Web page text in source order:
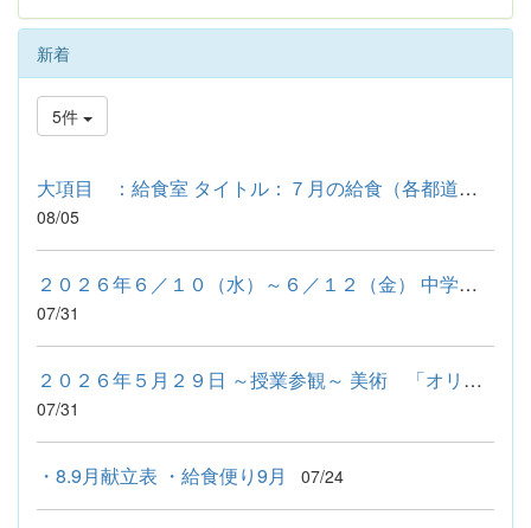
新着
5件
大項目 ：給食室 タイトル：７月の給食（各都道府県の料理：宮城...
08/05
２０２６年６／１０（水）～６／１２（金） 中学部 就業体験① ３...
07/31
２０２６年５月２９日 ～授業参観～ 美術 「オリジナルうちわを...
07/31
・8.9月献立表 ・給食便り9月 07/24